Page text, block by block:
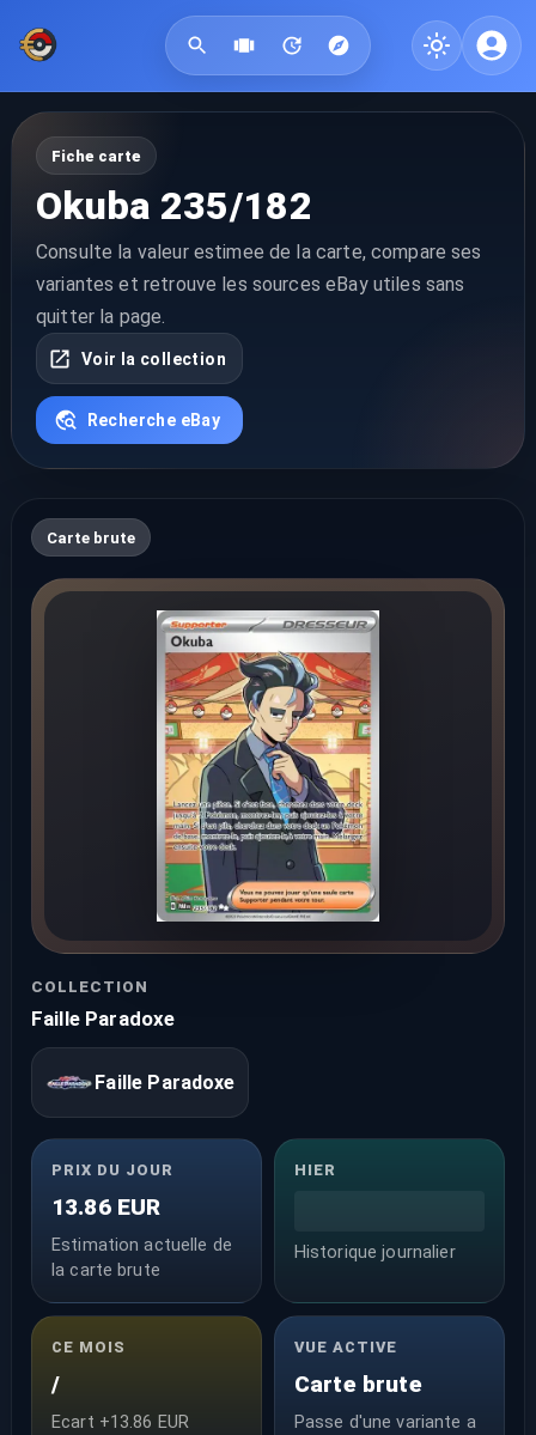
Fiche carte
Okuba 235/182
Consulte la valeur estimee de la carte, compare ses
variantes et retrouve les sources eBay utiles sans
quitter la page.
Voir la collection
Recherche eBay
Carte brute
COLLECTION
Faille Paradoxe
Faille Paradoxe
PRIX DU JOUR
13.86 EUR
Estimation actuelle de
la carte brute
HIER
Historique journalier
CE MOIS
/
Ecart +13.86 EUR
VUE ACTIVE
Carte brute
Passe d'une variante a